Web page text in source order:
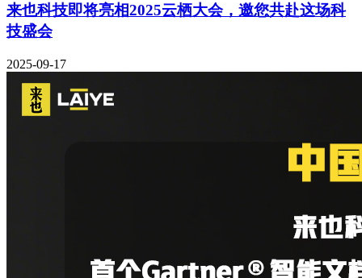
来也科技即将亮相2025云栖大会，邀您共赴这场科
技盛会
2025-09-17